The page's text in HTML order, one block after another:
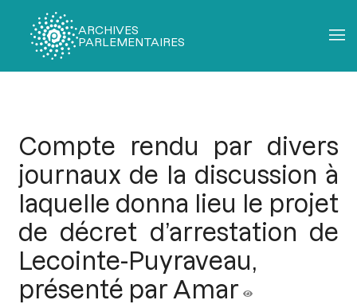
ARCHIVES
PARLEMENTAIRES
Compte rendu par divers
journaux de la discussion à
laquelle donna lieu le projet
de décret d’arrestation de
Lecointe-Puyraveau,
présenté par Amar